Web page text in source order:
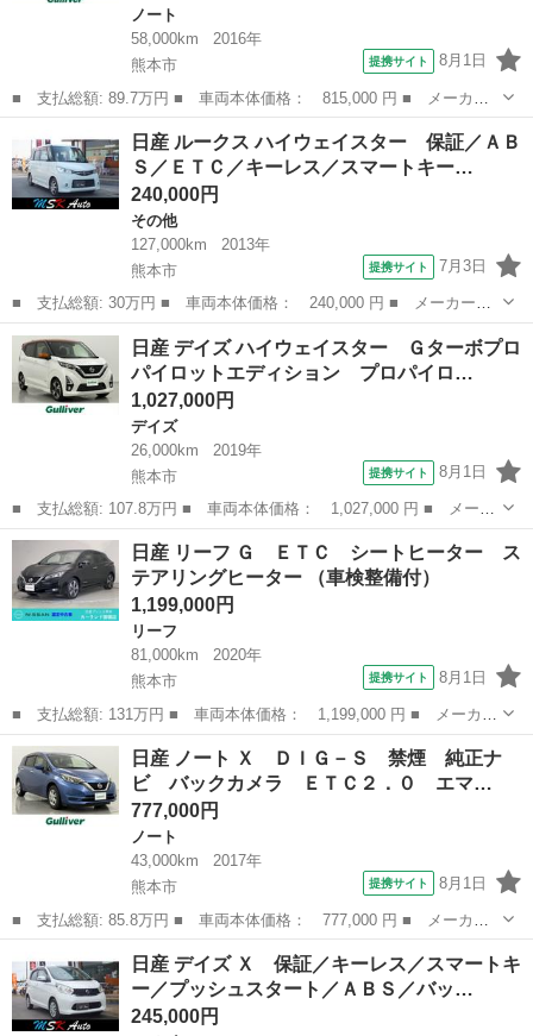
ノート
58,000km
2016年
熊本市
提携サイト 8月1日
■ 支払総額: 89.7万円 ■ 車両本体価格： 815,000 円 ■ メーカー
名： 日産 ■ 車種名： ノート ■ グレード名： ｅ－パワー メ
ダリスト 純正ナビ（ＣＤ・ＤＶＤ・フルセグ・ＢＴ・ＳＤ）アラウ
ンドビューモ...
熊本市 ノート
日産 ルークス ハイウェイスター 保証／ＡＢ
Ｓ／ＥＴＣ／キーレス／スマートキー…
240,000円
その他
127,000km
2013年
熊本市
提携サイト 7月3日
■ 支払総額: 30万円 ■ 車両本体価格： 240,000 円 ■ メーカー
名： 日産 ■ 車種名： ルークス ■ グレード名： ハイウェイス
ター 保証／ＡＢＳ／ＥＴＣ／キーレス／スマートキー／プッシュス
タート／エアコン...
熊本 熊本市 その他
日産 デイズ ハイウェイスター Ｇターボプロ
パイロットエディション プロパイロ…
1,027,000円
デイズ
26,000km
2019年
熊本市
提携サイト 8月1日
■ 支払総額: 107.8万円 ■ 車両本体価格： 1,027,000 円 ■ メーカ
ー名： 日産 ■ 車種名： デイズ ■ グレード名： ハイウェイス
ター Ｇターボプロパイロットエディション プロパイロット 純正
８インチ...
熊本 熊本市 デイズ
日産 リーフ Ｇ ＥＴＣ シートヒーター ス
テアリングヒーター （車検整備付）
1,199,000円
リーフ
81,000km
2020年
熊本市
提携サイト 8月1日
■ 支払総額: 131万円 ■ 車両本体価格： 1,199,000 円 ■ メーカー
名： 日産 ■ 車種名： リーフ ■ グレード名： Ｇ ＥＴＣ シ
ートヒーター ステアリングヒーター ■ 排気量： EV ■ ドア枚
数： ...
熊本 熊本市 リーフ
日産 ノート Ｘ ＤＩＧ－Ｓ 禁煙 純正ナ
ビ バックカメラ ＥＴＣ２．０ エマ…
777,000円
ノート
43,000km
2017年
熊本市
提携サイト 8月1日
■ 支払総額: 85.8万円 ■ 車両本体価格： 777,000 円 ■ メーカー
名： 日産 ■ 車種名： ノート ■ グレード名： Ｘ ＤＩＧ－
Ｓ 禁煙 純正ナビ バックカメラ ＥＴＣ２．０ エマブレ 車線
逸脱警報 純正...
熊本市 ノート
日産 デイズ Ｘ 保証／キーレス／スマートキ
ー／プッシュスタート／ＡＢＳ／バッ…
245,000円